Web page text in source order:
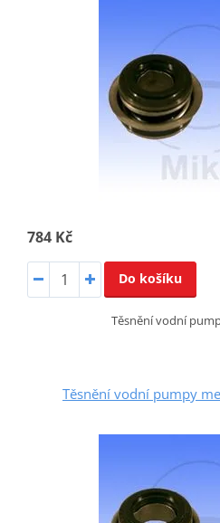
784 Kč
Do košíku
Těsnění vodní
Těsnění vodní pumpy